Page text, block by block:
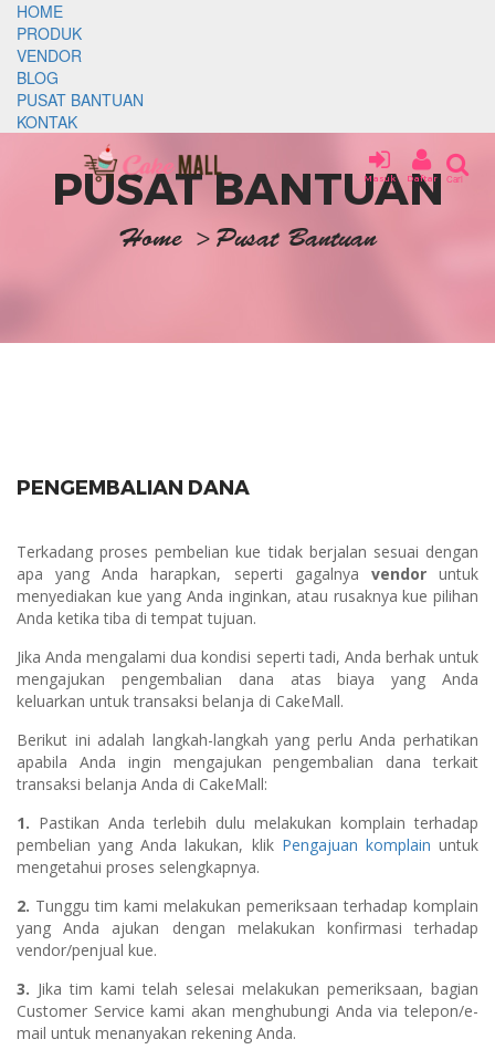
HOME
PRODUK
VENDOR
BLOG
PUSAT BANTUAN
KONTAK
Masuk Daftar Cari
PUSAT BANTUAN
Home > Pusat Bantuan
PENGEMBALIAN DANA
Terkadang proses pembelian kue tidak berjalan sesuai dengan
apa yang Anda harapkan, seperti gagalnya vendoruntuk
menyediakan kue yang Anda inginkan, atau rusaknya kue pilihan
Anda ketika tiba di tempat tujuan.
Jika Anda mengalami dua kondisi seperti tadi, Anda berhak untuk
mengajukan pengembalian dana atas biaya yang Anda
keluarkan untuk transaksi belanja di CakeMall.
Berikut ini adalah langkah-langkah yang perlu Anda perhatikan
apabila Anda ingin mengajukan pengembalian dana terkait
transaksi belanja Anda di CakeMall:
1. Pastikan Anda terlebih dulu melakukan komplain terhadap
pembelian yang Anda lakukan, klik Pengajuan komplain untuk
mengetahui proses selengkapnya.
2. Tunggu tim kami melakukan pemeriksaan terhadap komplain
yang Anda ajukan dengan melakukan konfirmasi terhadap
vendor/penjual kue.
3. Jika tim kami telah selesai melakukan pemeriksaan, bagian
Customer Service kami akan menghubungi Anda via telepon/e-
mail untuk menanyakan rekening Anda.